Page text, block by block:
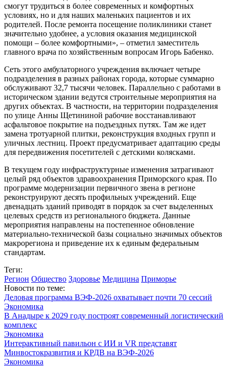
смогут трудиться в более современных и комфортных
условиях, но и для наших маленьких пациентов и их
родителей. После ремонта посещение поликлиники станет
значительно удобнее, а условия оказания медицинской
помощи – более комфортными», – отметил заместитель
главного врача по хозяйственным вопросам Игорь Бабенко.
Сеть этого амбулаторного учреждения включает четыре
подразделения в разных районах города, которые суммарно
обслуживают 32,7 тысячи человек. Параллельно с работами в
историческом здании ведутся строительные мероприятия на
других объектах. В частности, на территории подразделения
по улице Анны Щетининой рабочие восстанавливают
асфальтовое покрытие на подъездных путях. Там же идет
замена тротуарной плитки, реконструкция входных групп и
уличных лестниц. Проект предусматривает адаптацию среды
для передвижения посетителей с детскими колясками.
В текущем году инфраструктурные изменения затрагивают
целый ряд объектов здравоохранения Приморского края. По
программе модернизации первичного звена в регионе
реконструируют десять профильных учреждений. Еще
двенадцать зданий приводят в порядок за счет выделенных
целевых средств из регионального бюджета. Данные
мероприятия направлены на постепенное обновление
материально-технической базы социально значимых объектов
макрорегиона и приведение их к единым федеральным
стандартам.
Теги:
Регион Общество Здоровье Медицина Приморье
Новости по теме:
Деловая программа ВЭФ-2026 охватывает почти 70 сессий
Экономика
В Анадыре к 2029 году построят современный логистический
комплекс
Экономика
Интерактивный павильон с ИИ и VR представят
Минвостокразвития и КРДВ на ВЭФ-2026
Экономика